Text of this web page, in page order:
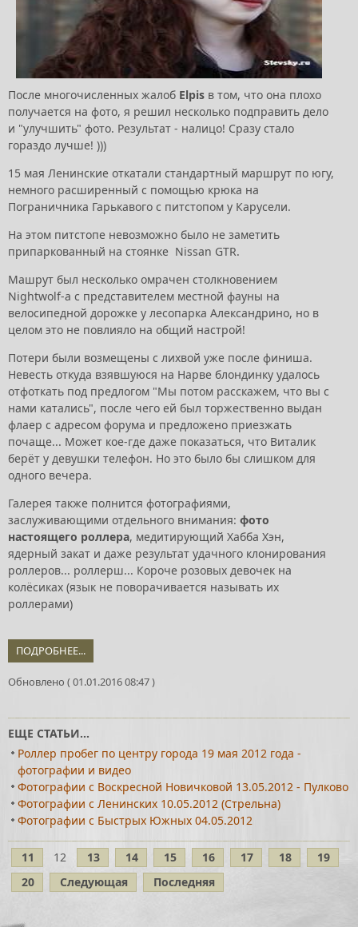
После многочисленных жалоб Elpis в том, что она плохо
получается на фото, я решил несколько подправить дело
и "улучшить" фото. Результат - налицо! Сразу стало
гораздо лучше! )))
15 мая Ленинские откатали стандартный маршрут по югу,
немного расширенный с помощью крюка на
Пограничника Гарькавого с питстопом у Карусели.
На этом питстопе невозможно было не заметить
припаркованный на стоянке Nissan GTR.
Машрут был несколько омрачен столкновением
Nightwolf-а с представителем местной фауны на
велосипедной дорожке у лесопарка Александрино, но в
целом это не повлияло на общий настрой!
Потери были возмещены с лихвой уже после финиша.
Невесть откуда взявшуюся на Нарве блондинку удалось
отфоткать под предлогом "Мы потом расскажем, что вы с
нами катались", после чего ей был торжественно выдан
флаер с адресом форума и предложено приезжать
почаще... Может кое-где даже показаться, что Виталик
берёт у девушки телефон. Но это было бы слишком для
одного вечера.
Галерея также полнится фотографиями,
заслуживающими отдельного внимания: фото
настоящего роллера, медитирующий Хабба Хэн,
ядерный закат и даже результат удачного клонирования
роллеров... роллерш... Короче розовых девочек на
колёсиках (язык не поворачивается называть их
роллерами)
ПОДРОБНЕЕ...
Обновлено ( 01.01.2016 08:47 )
ЕЩЕ СТАТЬИ...
Роллер пробег по центру города 19 мая 2012 года -
фотографии и видео
Фотографии с Воскресной Новичковой 13.05.2012 - Пулково
Фотографии с Ленинских 10.05.2012 (Стрельна)
Фотографии с Быстрых Южных 04.05.2012
11 12 13 14 15 16 17 18
19
20
Следующая Последняя